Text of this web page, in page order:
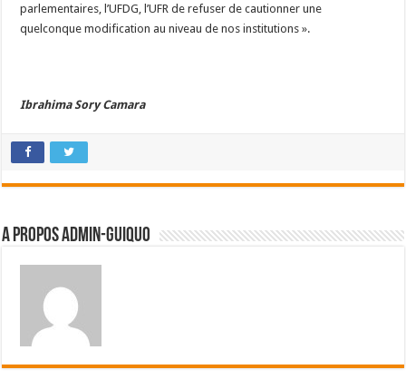
parlementaires, l’UFDG, l’UFR de refuser de cautionner une
quelconque modification au niveau de nos institutions ».
Ibrahima Sory Camara
A propos admin-guiquo